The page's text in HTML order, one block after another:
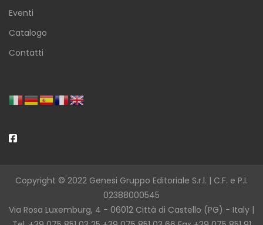
Eventi
Catalogo
Contatti
Copyright © 2022 Genesi Gruppo Editoriale S.r.l. | C.F. e P.I.
02388000545
Via Rosa Luxemburg, 4 - 06012 Città di Castello (PG) - Italy |